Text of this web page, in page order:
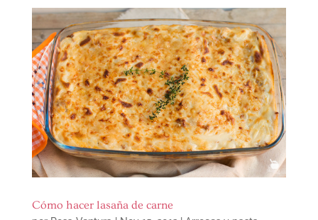
Cómo hacer lasaña de carne